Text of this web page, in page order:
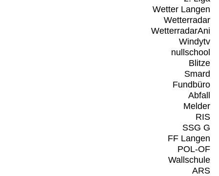
Wetter Langen
Wetterradar
WetterradarAni
Windytv
nullschool
Blitze
Smard
Fundbüro
Abfall
Melder
RIS
SSG G
FF Langen
POL-OF
Wallschule
ARS